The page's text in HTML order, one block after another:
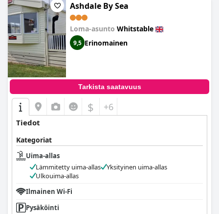
Ashdale By Sea
Loma-asunto Whitstable
9,5 Erinomainen
Tarkista saatavuus
$ +6
Tiedot
Kategoriat
Uima-allas
Lämmitetty uima-allas
Yksityinen uima-allas
Ulkouima-allas
Ilmainen Wi-Fi
Pysäköinti